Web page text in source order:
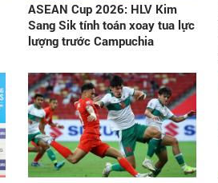
ASEAN Cup 2026: HLV Kim
Sang Sik tính toán xoay tua lực
lượng trước Campuchia